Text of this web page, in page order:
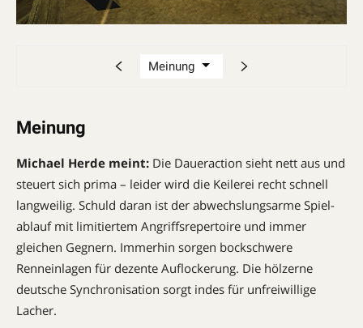
Meinung
Michael Herde meint: Die Daueraction sieht nett aus und
steuert sich prima – leider wird die Keilerei recht schnell
langweilig. Schuld daran ist der abwechslungsarme Spiel­
ablauf mit limitiertem Angriffsrepertoire und immer
gleichen Gegnern. Immerhin sorgen bockschwere
Renneinlagen für dezente Auflockerung. Die hölzerne
deutsche Synchronisation sorgt indes für unfreiwillige
Lacher.